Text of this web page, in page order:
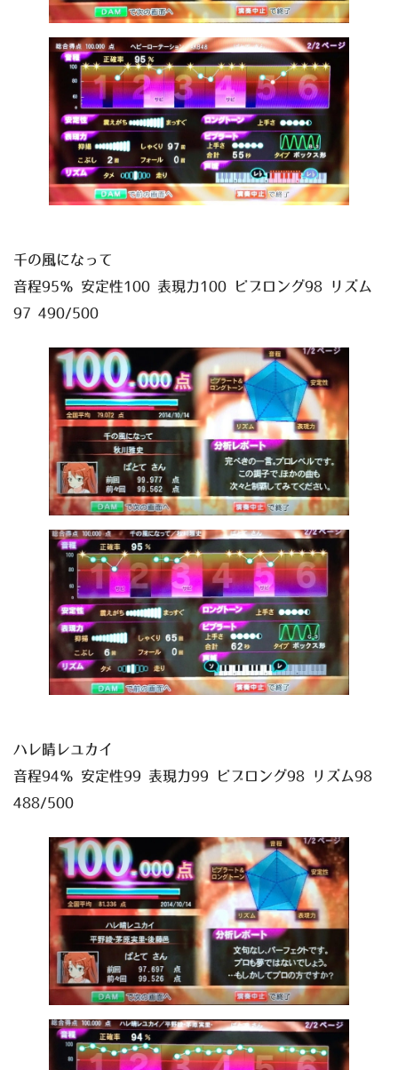
千の風になって
音程95％ 安定性100 表現力100 ビブロング98 リズム
97 490/500
ハレ晴レユカイ
音程94％ 安定性99 表現力99 ビブロング98 リズム98
488/500